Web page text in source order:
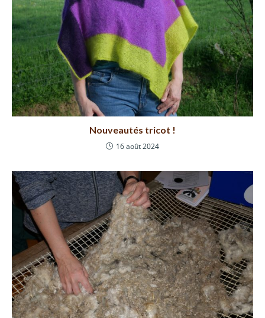
Nouveautés tricot !
16 août 2024